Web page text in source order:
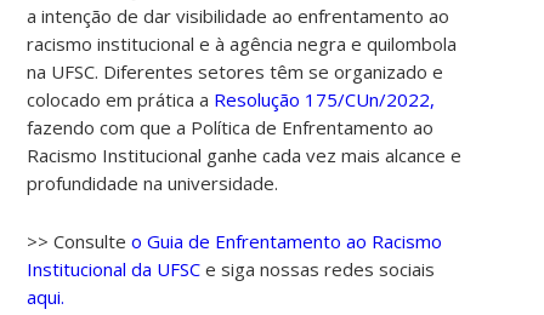
a intenção de dar visibilidade ao enfrentamento ao
racismo institucional e à agência negra e quilombola
na UFSC. Diferentes setores têm se organizado e
colocado em prática a Resolução 175/CUn/2022,
fazendo com que a Política de Enfrentamento ao
Racismo Institucional ganhe cada vez mais alcance e
profundidade na universidade.
>> Consulteo Guia de Enfrentamento ao Racismo
Institucional da UFSC e siga nossas redes sociais
aqui.
00:00
02:00